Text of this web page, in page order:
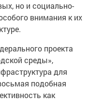
но и социально-
внимания к их
проекта
среды»,
для
подобная
как